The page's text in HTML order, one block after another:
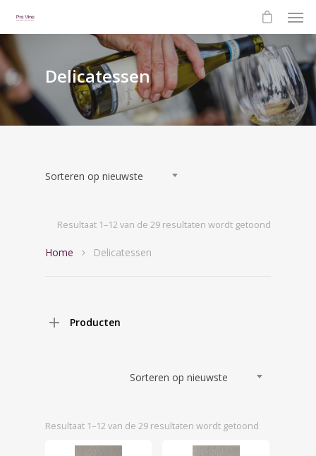
Delicatessen
Sorteren op nieuwste
Resultaat 1–12 van de 29 resultaten wordt getoond
Home Delicatessen
Producten
Sorteren op nieuwste
Resultaat 1–12 van de 29 resultaten wordt getoond